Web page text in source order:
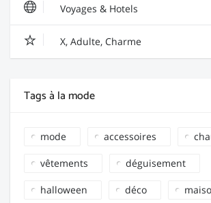
Voyages & Hotels
X, Adulte, Charme
Tags à la mode
mode accessoires
vêtements déguisement
halloween déco